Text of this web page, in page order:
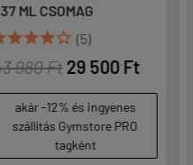
FENÉKTÁJI ZSÍRÉGETŐ
KRÉM - 237 ML
 (5)
(67 / ml)
akár -12% és ingyenes
szállítás Gymstore PRO